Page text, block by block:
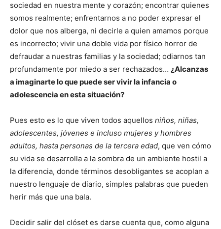
sociedad en nuestra mente y corazón; encontrar quienes
somos realmente; enfrentarnos a no poder expresar el
dolor que nos alberga, ni decirle a quien amamos porque
es incorrecto; vivir una doble vida por físico horror de
defraudar a nuestras familias y la sociedad; odiarnos tan
profundamente por miedo a ser rechazados… ¿Alcanzas
a imaginarte lo que puede ser vivir la infancia o
adolescencia en esta situación?
Pues esto es lo que viven todos aquellos niños, niñas,
adolescentes, jóvenes e incluso mujeres y hombres
adultos, hasta personas de la tercera edad, que ven cómo
su vida se desarrolla a la sombra de un ambiente hostil a
la diferencia, donde términos desobligantes se acoplan a
nuestro lenguaje de diario, simples palabras que pueden
herir más que una bala.
Decidir salir del clóset es darse cuenta que, como alguna